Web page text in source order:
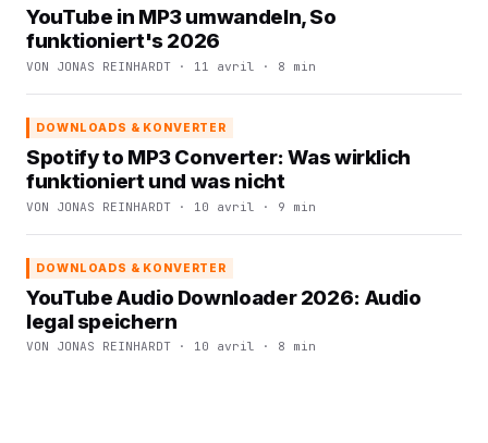
YouTube in MP3 umwandeln, So
funktioniert's 2026
VON JONAS REINHARDT · 11 avril · 8 min
DOWNLOADS & KONVERTER
Spotify to MP3 Converter: Was wirklich
funktioniert und was nicht
VON JONAS REINHARDT · 10 avril · 9 min
DOWNLOADS & KONVERTER
YouTube Audio Downloader 2026: Audio
legal speichern
VON JONAS REINHARDT · 10 avril · 8 min